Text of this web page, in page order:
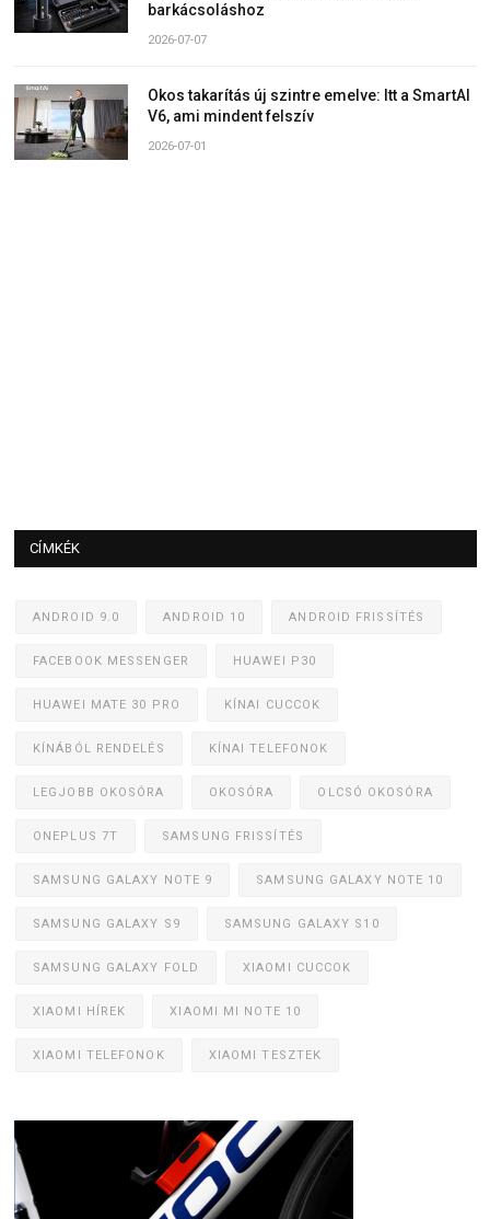
barkácsoláshoz
2026-07-07
Okos takarítás új szintre emelve: Itt a SmartAI
V6, ami mindent felszív
2026-07-01
CÍMKÉK
ANDROID 9.0 ANDROID 10 ANDROID FRISSÍTÉS
FACEBOOK MESSENGER HUAWEI P30
HUAWEI MATE 30 PRO KÍNAI CUCCOK
KÍNÁBÓL RENDELÉS KÍNAI TELEFONOK
LEGJOBB OKOSÓRA OKOSÓRA OLCSÓ OKOSÓRA
ONEPLUS 7T SAMSUNG FRISSÍTÉS
SAMSUNG GALAXY NOTE 9 SAMSUNG GALAXY NOTE 10
SAMSUNG GALAXY S9 SAMSUNG GALAXY S10
SAMSUNG GALAXY FOLD XIAOMI CUCCOK
XIAOMI HÍREK XIAOMI MI NOTE 10
XIAOMI TELEFONOK XIAOMI TESZTEK